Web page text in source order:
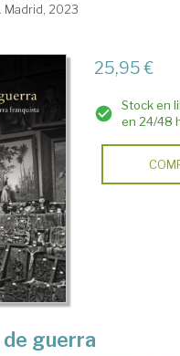
Madrid, 2023
25,95 €
Stock en
en 24/48
guerra